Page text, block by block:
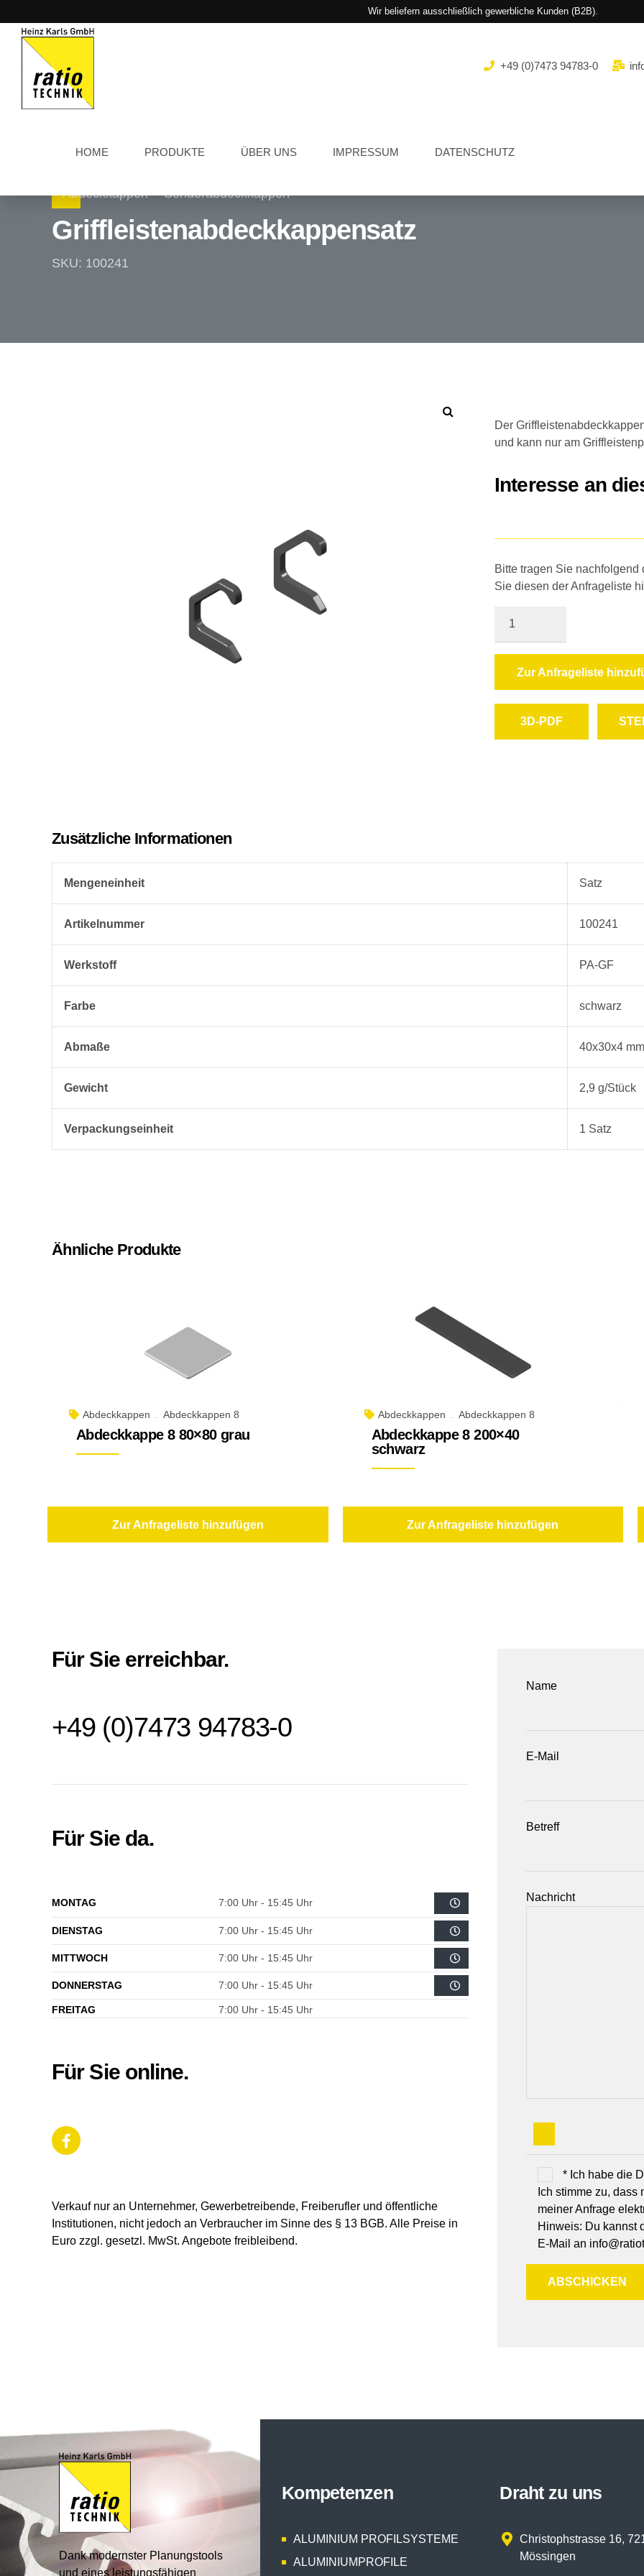
Wir beliefern ausschließlich gewerbliche Kunden (B2B).
+49 (0)7473 94783-0
HOME PRODUKTE ÜBER UNS IMPRESSUM DATENSCHUTZ
Abdeckkappen Sonderabdeckkappen
Griffleistenabdeckkappensatz
SKU: 100241
Der
und kann nur am
Interesse an
Bitte tragen Sie
Sie diesen der Anfrageliste
Zur Anfrageliste
3D-PDF
Zusätzliche Informationen
Mengeneinheit Satz
Artikelnummer 100241
Werkstoff PA-GF
Farbe schwarz
Abmaße 40x30x4 mm
Gewicht 2,9 g/Stück
Verpackungseinheit 1 Satz
Ähnliche Produkte
Abdeckkappen Abdeckkappen 8
Abdeckkappe 8 80×80 grau
Zur Anfrageliste hinzufügen
Abdeckkappen Abdeckkappen 8
Abdeckkappe 8 200×40
schwarz
Zur Anfrageliste hinzufügen
Für Sie erreichbar.
+49 (0)7473 94783-0
Für Sie da.
MONTAG 7:00 Uhr - 15:45 Uhr
DIENSTAG 7:00 Uhr - 15:45 Uhr
MITTWOCH 7:00 Uhr - 15:45 Uhr
DONNERSTAG 7:00 Uhr - 15:45 Uhr
FREITAG 7:00 Uhr - 15:45 Uhr
Für Sie online.
Verkauf nur an Unternehmer, Gewerbetreibende, Freiberufler und öffentliche
Institutionen, nicht jedoch an Verbraucher im Sinne des § 13 BGB. Alle Preise in
Euro zzgl. gesetzl. MwSt. Angebote freibleibend.
Name
E-Mail
Betreff
Nachricht
* Ich habe die
Ich stimme zu,
meiner Anfrage
Hinweis: Du kannst
E-Mail an
Dank modernster Planungstools
und eines leistungsfähigen
Kompetenzen
ALUMINIUM PROFILSYSTEME
ALUMINIUMPROFILE
Draht zu uns
Christophstrasse 16,
Mössingen